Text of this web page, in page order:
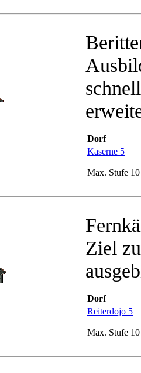
Dorf
Kaserne 5
Max. Stufe 10
Ziel
Dorf
Reiterdojo 5
Max. Stufe 10